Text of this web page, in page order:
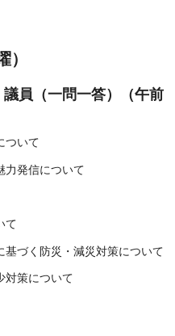
）
（一問一答）（午前
ついて
力発信について
て
づく防災・減災対策について
対策について